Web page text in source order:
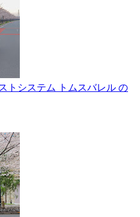
トシステム トムスバレル の